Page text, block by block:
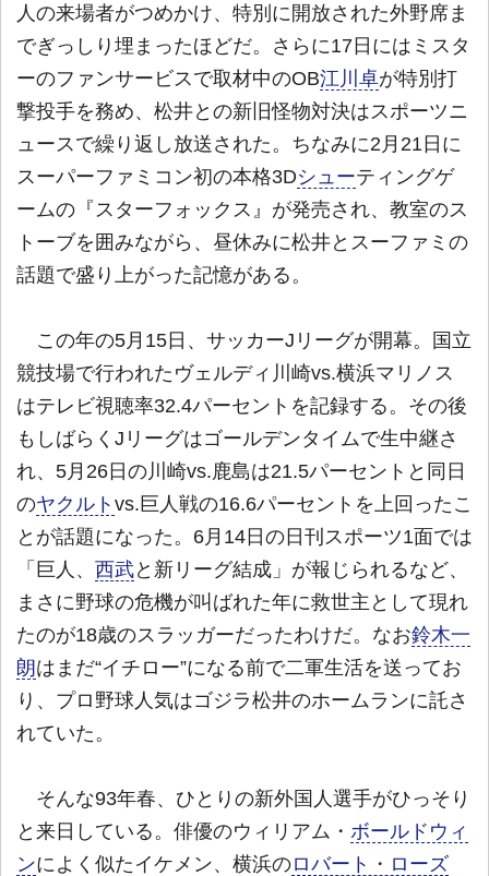
人の来場者がつめかけ、特別に開放された外野席ま
でぎっしり埋まったほどだ。さらに17日にはミスタ
ーのファンサービスで取材中のOB江川卓が特別打
撃投手を務め、松井との新旧怪物対決はスポーツニ
ュースで繰り返し放送された。ちなみに2月21日に
スーパーファミコン初の本格3Dシューティングゲ
ームの『スターフォックス』が発売され、教室のス
トーブを囲みながら、昼休みに松井とスーファミの
話題で盛り上がった記憶がある。
この年の5月15日、サッカーJリーグが開幕。国立
競技場で行われたヴェルディ川崎vs.横浜マリノス
はテレビ視聴率32.4パーセントを記録する。その後
もしばらくJリーグはゴールデンタイムで生中継さ
れ、5月26日の川崎vs.鹿島は21.5パーセントと同日
のヤクルト vs.巨人戦の16.6パーセントを上回ったこ
とが話題になった。6月14日の日刊スポーツ1面では
「巨人、 西武と新リーグ結成」が報じられるなど、
まさに野球の危機が叫ばれた年に救世主として現れ
たのが18歳のスラッガーだったわけだ。なお鈴木一
朗はまだ“イチロー”になる前で二軍生活を送ってお
り、プロ野球人気はゴジラ松井のホームランに託さ
れていた。
そんな93年春、ひとりの新外国人選手がひっそり
と来日している。俳優のウィリアム・ ボールドウィ
ンによく似たイケメン、横浜のロバート・ローズ